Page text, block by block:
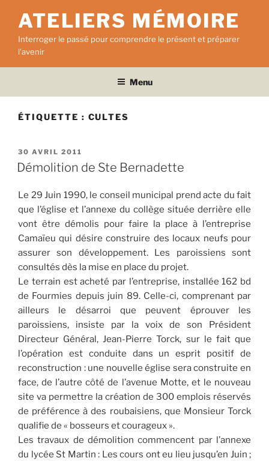
contenu
principal
ATELIERS MÉMOIRE
Interroger le passé pour comprendre le présent et préparer
l'avenir
Menu
ÉTIQUETTE : CULTES
PUBLIÉ
LE
30 AVRIL 2011
Démolition de Ste Bernadette
Le 29 Juin 1990, le conseil municipal prend acte du fait
que l’église et l’annexe du collège située derrière elle
vont être démolis pour faire la place à l’entreprise
Camaïeu qui désire construire des locaux neufs pour
assurer son développement. Les paroissiens sont
consultés dès la mise en place du projet.
Le terrain est acheté par l’entreprise, installée 162 bd
de Fourmies depuis juin 89. Celle-ci, comprenant par
ailleurs le désarroi que peuvent éprouver les
paroissiens, insiste par la voix de son Président
Directeur Général, Jean-Pierre Torck, sur le fait que
l’opération est conduite dans un esprit positif de
reconstruction : une nouvelle église sera construite en
face, de l’autre côté de l’avenue Motte, et le nouveau
site va permettre la création de 300 emplois réservés
de préférence à des roubaisiens, que Monsieur Torck
qualifie de « bosseurs et courageux ».
Les travaux de démolition commencent par l’annexe
du lycée St Martin : Les cours ont eu lieu jusqu’en Juin ;